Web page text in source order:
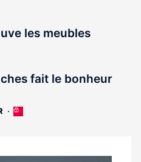
les meubles
fait le bonheur
Cet
aux